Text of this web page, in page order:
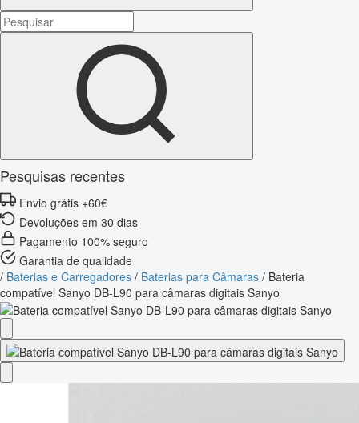
Pesquisas recentes
Envio grátis +60€
Devoluções em 30 dias
Pagamento 100% seguro
Garantia de qualidade
/ Baterias e Carregadores / Baterias para Câmaras / Bateria
compatível Sanyo DB-L90 para câmaras digitais Sanyo